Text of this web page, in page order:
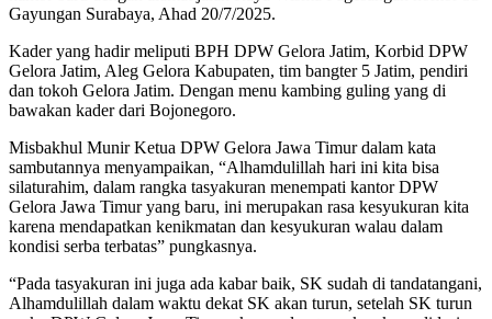
Gayungan Surabaya, Ahad 20/7/2025.
Kader yang hadir meliputi BPH DPW Gelora Jatim, Korbid DPW
Gelora Jatim, Aleg Gelora Kabupaten, tim bangter 5 Jatim, pendiri
dan tokoh Gelora Jatim. Dengan menu kambing guling yang di
bawakan kader dari Bojonegoro.
Misbakhul Munir Ketua DPW Gelora Jawa Timur dalam kata
sambutannya menyampaikan, “Alhamdulillah hari ini kita bisa
silaturahim, dalam rangka tasyakuran menempati kantor DPW
Gelora Jawa Timur yang baru, ini merupakan rasa kesyukuran kita
karena mendapatkan kenikmatan dan kesyukuran walau dalam
kondisi serba terbatas” pungkasnya.
“Pada tasyakuran ini juga ada kabar baik, SK sudah di tandatangani,
Alhamdulillah dalam waktu dekat SK akan turun, setelah SK turun